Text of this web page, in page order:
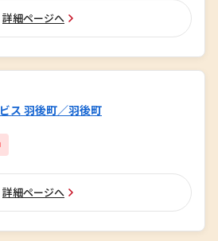
詳細ページへ
ス 羽後町／羽後町
詳細ページへ